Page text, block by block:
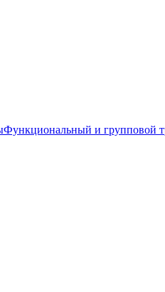
Функциональный и групповой